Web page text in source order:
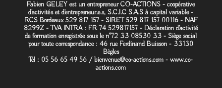
Fabien GELEY est un entrepreneur CO-ACTIONS - coopérative
d'activités et d'entrepreneur.e.s, S.C.I.C S.A.S à capital variable -
RCS Bordeaux 529 817 157 - SIRET 529 817 157 00116 - NAF
8299Z - TVA INTRA : FR 74 529817157 - Déclaration d'activité
de formation enregistrée sous le n°72 33 08530 33 - Siège social
pour toute correspondance : 46 rue Ferdinand Buisson - 33130
Bègles
Tel : 05 56 65 49 56 /bienvenue@co-actions.com -www.co-
actions.com